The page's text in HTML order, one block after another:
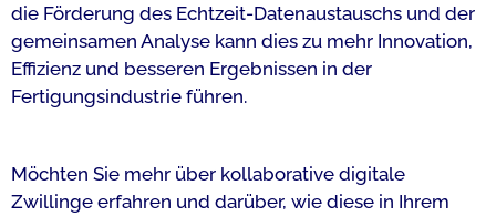
die Förderung des Echtzeit-Datenaustauschs und der
gemeinsamen Analyse kann dies zu mehr Innovation,
Effizienz und besseren Ergebnissen in der
Fertigungsindustrie führen.
Möchten Sie mehr über kollaborative digitale
Zwillinge erfahren und darüber, wie diese in Ihrem